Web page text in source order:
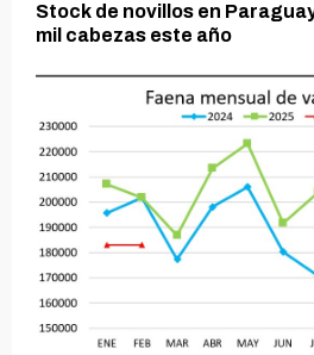
Stock de novillos en
mil cabezas este año